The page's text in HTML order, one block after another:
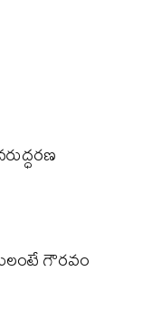
గౌర‌వం